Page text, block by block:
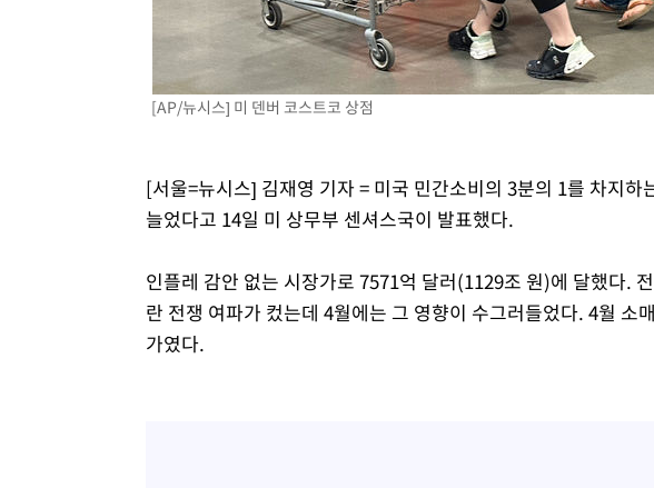
[속보]국힘 윤리위, '돌려차기 발언' 진종오·서범수 징계 절차 개시
[AP/뉴시스] 미 덴버 코스트코 상점
[서울=뉴시스] 김재영 기자 = 미국 민간소비의 3분의 1를 차지
늘었다고 14일 미 상무부 센셔스국이 발표했다.
인플레 감안 없는 시장가로 7571억 달러(1129조 원)에 달했다.
란 전쟁 여파가 컸는데 4월에는 그 영향이 수그러들었다. 4월 소
가였다.